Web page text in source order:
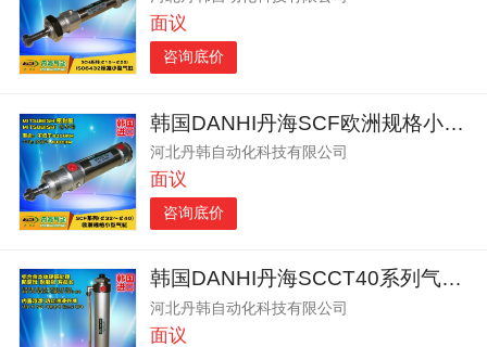
面议
咨询底价
韩国DANHI丹海SCF欧洲规格小型不锈钢缸筒气缸
河北丹韩自动化科技有限公司
面议
咨询底价
韩国DANHI丹海SCCT40系列气油转换器
河北丹韩自动化科技有限公司
面议